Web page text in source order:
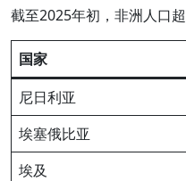
截至2025年初，非洲人口
国家
尼日利亚
埃塞俄比亚
埃及